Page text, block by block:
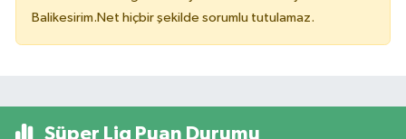
Balikesirim.Net hiçbir şekilde sorumlu tutulamaz.
Süper Lig Puan Durumu